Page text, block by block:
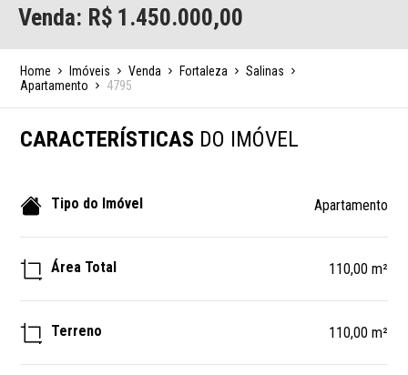
Venda: R$ 1.450.000,00
Home Imóveis Venda Fortaleza
Salinas
Apartamento
4795
CARACTERÍSTICAS DO IMÓVEL
Tipo do Imóvel Apartamento
Área Total 110,00 m²
Terreno 110,00 m²